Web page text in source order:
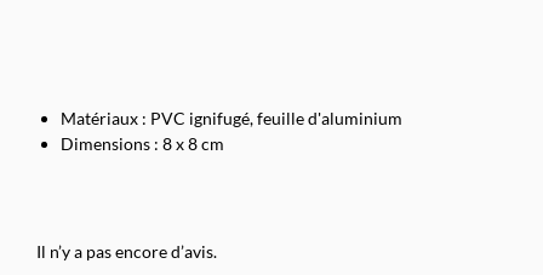
Matériaux : PVC ignifugé, feuille d'aluminium
Dimensions : 8 x 8 cm
Il n’y a pas encore d’avis.